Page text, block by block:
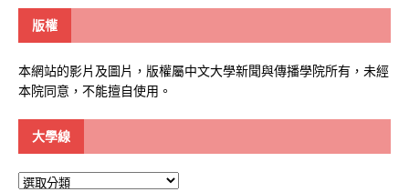
版權
本網站的影片及圖片，版權屬中文大學新聞與傳播學院所有，未經
本院同意，不能擅自使用。
大學線
大